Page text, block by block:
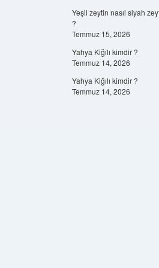
Yeşil zeytin nasıl siyah
?
Temmuz 15, 2026
Yahya Kiğılı kimdir ?
Temmuz 14, 2026
Yahya Kiğılı kimdir ?
Temmuz 14, 2026